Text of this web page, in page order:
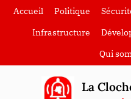
SkipAccueil Politique
Infrastructure
Qui
La